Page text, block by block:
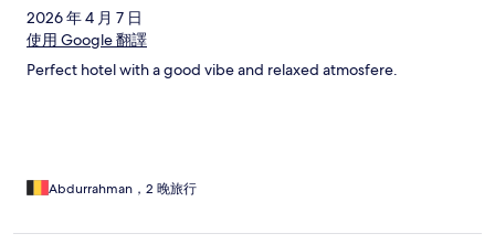
2026 年 4 月 7 日
使用 Google 翻譯
Perfect hotel with a good vibe and relaxed atmosfere.
Abdurrahman，2 晚旅行